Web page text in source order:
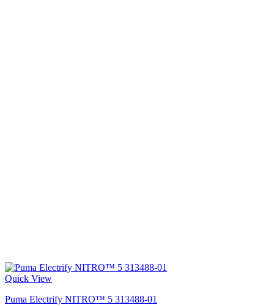
Quick View
Puma Electrify NITRO™ 5 313488-01